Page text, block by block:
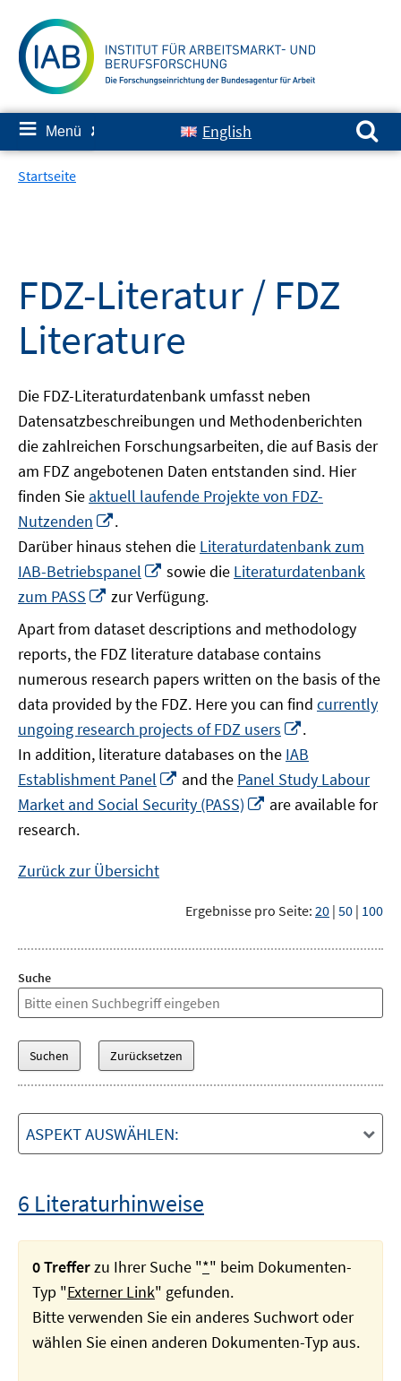
zum
Inhalt
≡ Menü ✘ English
Suchen nach:
Startseite
FDZ-Literatur / FDZ
Literature
Die FDZ-Literaturdatenbank umfasst neben
Datensatzbeschreibungen und Methodenberichten
die zahlreichen Forschungsarbeiten, die auf Basis der
am FDZ angebotenen Daten entstanden sind. Hier
finden Sie aktuell laufende Projekte von FDZ-
Nutzenden
neuem
Fenster
öffnen
.
Darüber hinaus stehen die Literaturdatenbank zum
IAB-Betriebspanel
In
neuem
Fenster
öffnen
sowie die Literaturdatenbank
zum PASS
In
Fenster
öffnen
zur Verfügung.
Apart from dataset descriptions and methodology
reports, the FDZ literature database contains
numerous research papers written on the basis of the
data provided by the FDZ. Here you can find currently
ungoing research projects of FDZ users
neuem
Fenster
öffnen
.
In addition, literature databases on the IAB
Establishment Panel
In
neuem
Fenster
and the Panel Study Labour
Market and Social Security (PASS)
In
are available for
research.
Zurück zur Übersicht
Ergebnisse pro Seite: 20 | 50 | 100
Suche
ASPEKT AUSWÄHLEN:
6 Literaturhinweise
0 Trefferzu Ihrer Suche "*" beim Dokumenten-
Typ "Externer Link" gefunden.
Bitte verwenden Sie ein anderes Suchwort oder
wählen Sie einen anderen Dokumenten-Typ aus.